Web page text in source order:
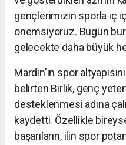
gençlerimizin sporla iç
önemsiyoruz. Bugün
gelecekte daha büyük
Mardin'in spor
belirten Birlik, genç
desteklenmesi adına
kaydetti. Özellikle
başarıların, ilin spor